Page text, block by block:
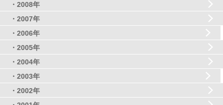
・2008年
・2007年
・2006年
・2005年
・2004年
・2003年
・2002年